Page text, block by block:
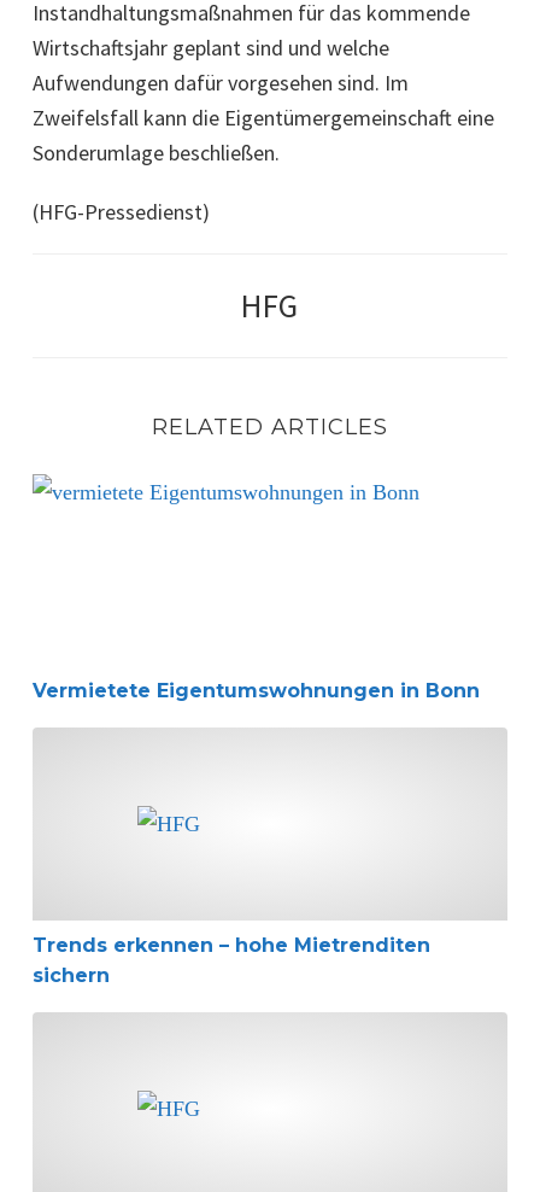
Instandhaltungsmaßnahmen für das kommende
Wirtschaftsjahr geplant sind und welche
Aufwendungen dafür vorgesehen sind. Im
Zweifelsfall kann die Eigentümergemeinschaft eine
Sonderumlage beschließen.
(HFG-Pressedienst)
HFG
RELATED ARTICLES
Vermietete Eigentumswohnungen in Bonn
Vermietete Eigentumswohnungen in Bonn
Trends erkennen – hohe Mietrenditen
sichern